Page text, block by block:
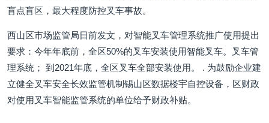
盲点盲区，最大程度防控叉车事故。
西山区市场监管局日前发文，对智能叉车管理系统推广使用提出
要求：今年年底前，全区50%的叉车安装使用智能叉车。叉车管
理系统； 到2021年底，全区叉车全部安装使用。 . 为鼓励企业建
立健全叉车安全长效监管机制锡山区数据楼宇自控设备，区财政
对使用叉车智能监管系统的单位给予财政补贴。